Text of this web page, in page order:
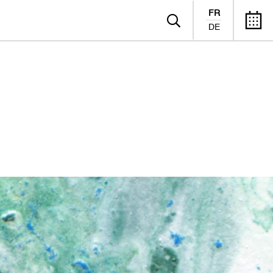
FR
DE